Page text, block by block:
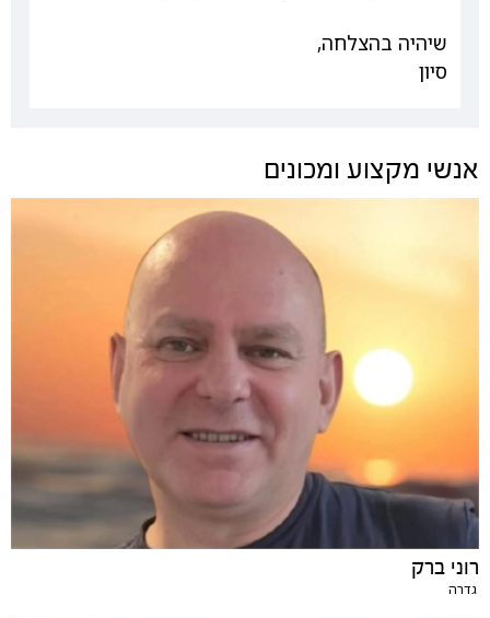
שיהיה בהצלחה,
סיון
אנשי מקצוע ומכונים
רוני ברק
גדרה